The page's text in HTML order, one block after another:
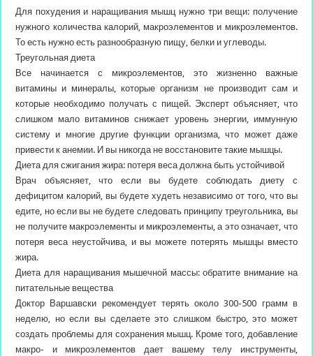
Для похудения и наращивания мышц нужно три вещи: получение
нужного количества калорий, макроэлементов и микроэлементов.
То есть нужно есть разнообразную пищу, белки и углеводы.
Треугольная диета
Все начинается с микроэлементов, это жизненно важные
витамины и минералы, которые организм не производит сам и
которые необходимо получать с пищей. Эксперт объясняет, что
слишком мало витаминов снижает уровень энергии, иммунную
систему и многие другие функции организма, что может даже
привести к анемии. И вы никогда не восстановите такие мышцы.
Диета для сжигания жира: потеря веса должна быть устойчивой
Врач объясняет, что если вы будете соблюдать диету с
дефицитом калорий, вы будете худеть независимо от того, что вы
едите, но если вы не будете следовать принципу треугольника, вы
не получите макроэлементы и микроэлементы, а это означает, что
потеря веса неустойчива, и вы можете потерять мышцы вместо
жира.
Диета для наращивания мышечной массы: обратите внимание на
питательные вещества
Доктор Варшавски рекомендует терять около 300-500 грамм в
неделю, но если вы сделаете это слишком быстро, это может
создать проблемы для сохранения мышц. Кроме того, добавление
макро- и микроэлементов дает вашему телу инструменты,